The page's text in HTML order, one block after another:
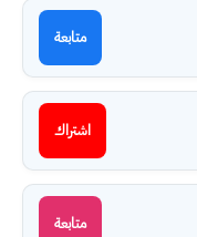
متابعة
اشتراك
متابعة